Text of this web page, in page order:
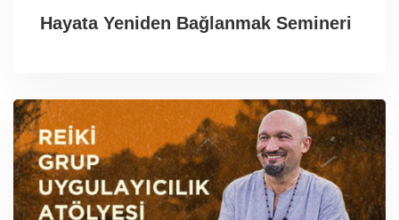
Hayata Yeniden Bağlanmak Semineri